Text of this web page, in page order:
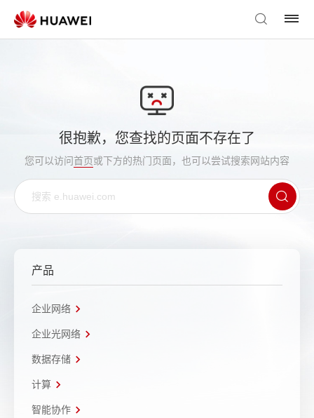
很抱歉，您查找的页面不存在了
您可以访问首页或下方的热门页面，也可以尝试搜索网站内容
产品
企业网络
企业光网络
数据存储
计算
智能协作